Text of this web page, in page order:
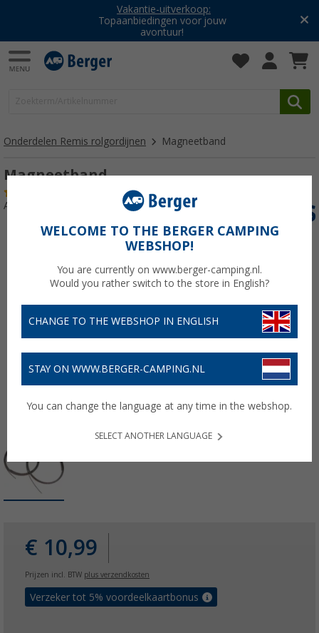
Vakantie-uitverkoop:
Topaanbiedingen voor jouw
avontuur!
Onderdelen Remis rolgordijnen Magneetband
Magneetband
Artikelnr: 116743
€ 10,99
Prijzen incl. BTW plus verzendkosten
Verzeker tot 5% voordeelkaartbonus
WELCOME TO THE BERGER CAMPING
WEBSHOP!
You are currently on www.berger-camping.nl.
Would you rather switch to the store in English?
CHANGE TO THE WEBSHOP IN ENGLISH
STAY ON WWW.BERGER-CAMPING.NL
You can change the language at any time in the webshop.
SELECT ANOTHER LANGUAGE